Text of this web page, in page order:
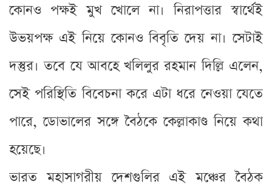
কোনও পক্ষই মুখ খোলে না। নিরাপত্তার স্বার্থেই
উভয়পক্ষ এই নিয়ে কোনও বিবৃতি দেয় না। সেটাই
দস্তুর। তবে যে আবহে খলিলুর রহমান দিল্লি এলেন,
সেই পরিস্থিতি বিবেচনা করে এটা ধরে নেওয়া যেতে
পারে, ডোভালের সঙ্গে বৈঠকে কেল্লাকাণ্ড নিয়ে কথা
হয়েছে।
ভারত মহাসাগরীয় দেশগুলির এই মঞ্চের বৈঠক